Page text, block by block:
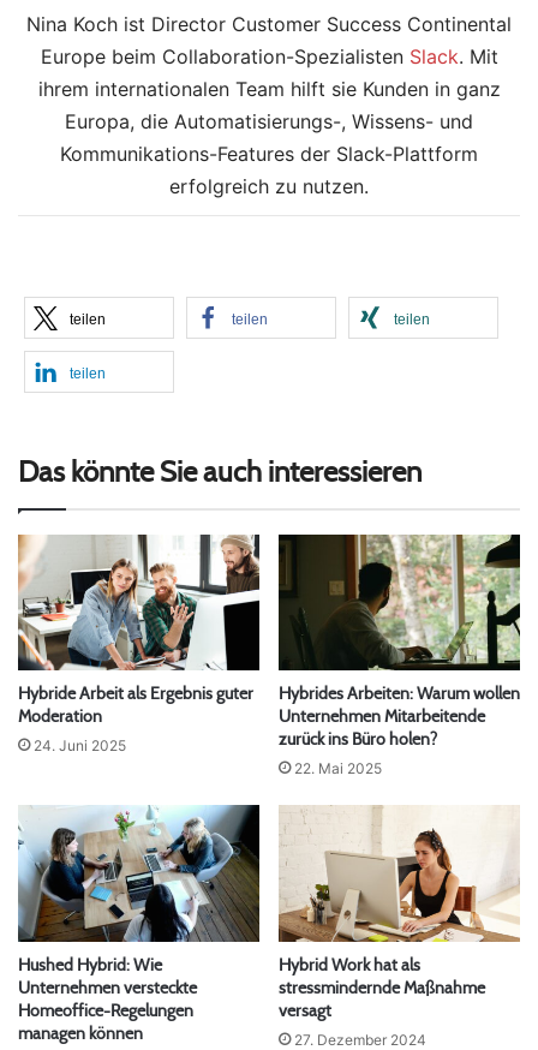
Nina Koch ist Director Customer Success Continental
Europe beim Collaboration-Spezialisten Slack. Mit
ihrem internationalen Team hilft sie Kunden in ganz
Europa, die Automatisierungs-, Wissens- und
Kommunikations-Features der Slack-Plattform
erfolgreich zu nutzen.
teilen teilen teilen
teilen
Das könnte Sie auch interessieren
Hybride Arbeit als Ergebnis guter
Moderation
24. Juni 2025
Hybrides Arbeiten: Warum wollen
Unternehmen Mitarbeitende
zurück ins Büro holen?
22. Mai 2025
Hushed Hybrid: Wie
Unternehmen versteckte
Homeoffice-Regelungen
managen können
Hybrid Work hat als
stressmindernde Maßnahme
versagt
27. Dezember 2024